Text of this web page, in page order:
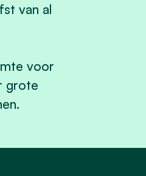
van al
voor
grote